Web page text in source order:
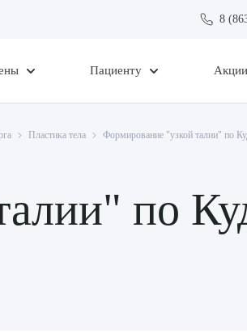
8
Пациенту Акции
Пластика тела Формирование "узкой талии" по
по